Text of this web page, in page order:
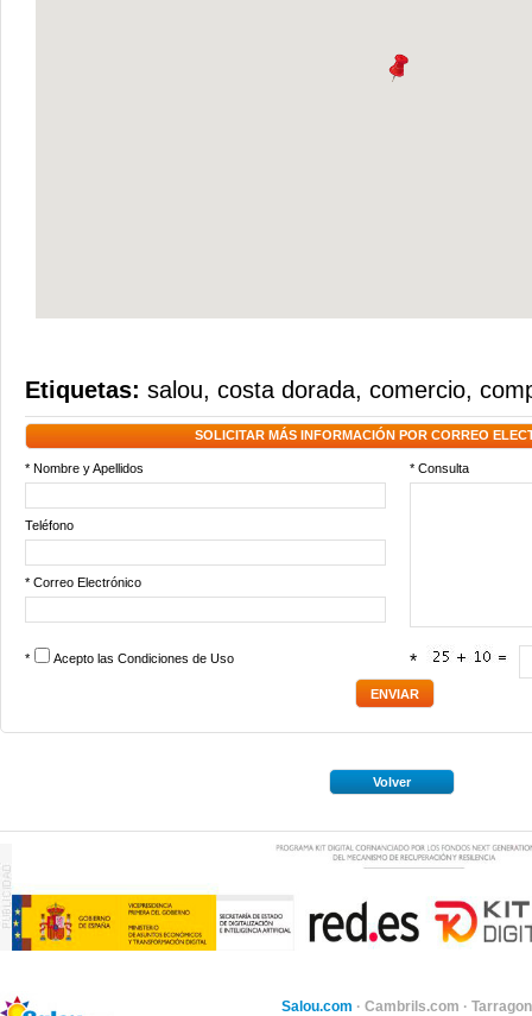
Etiquetas: salou, costa dorada, comercio,
SOLICITAR MÁS INFORMACIÓN POR CORREO
* Nombre y Apellidos * Consulta
Teléfono
* Correo Electrónico
* Acepto las Condiciones de Uso *
Volver
Salou.com · Cambrils.com ·